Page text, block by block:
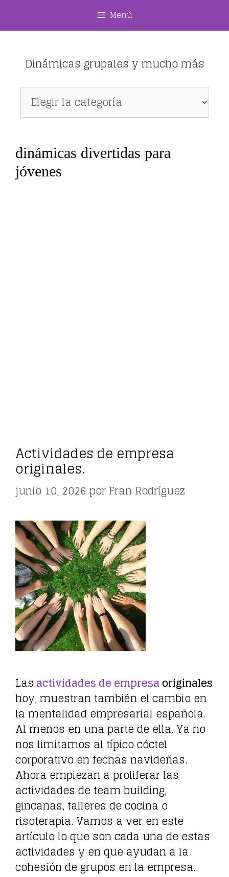
Menú
Dinámicas grupales y mucho más
Dinámicas
grupales
más
dinámicas divertidas para
jóvenes
Actividades de empresa
originales.
junio 10, 2026 porFran Rodríguez
Lasactividades de empresaoriginales
hoy, muestran también el cambio en
la mentalidad empresarial española.
Al menos en una parte de ella. Ya no
nos limitamos al típico cóctel
corporativo en fechas navideñas.
Ahora empiezan a proliferar las
actividades de team building,
gincanas, talleres de cocina o
risoterapia. Vamos a ver en este
artículo lo que son cada una de estas
actividades y en que ayudan a la
cohesión de grupos en la empresa.